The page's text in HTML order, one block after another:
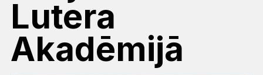
Lutera
Akadēmijā